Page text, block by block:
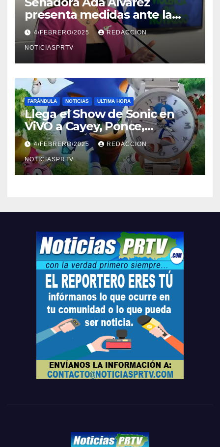
presenta medidas ante la
violencia en el noviazgo
4/FEBRERO/2025 REDACCION
NOTICIASPRTV
FARÁNDULA NOTICIAS ULTIMA HORA
Llega el Show de Sonic en
ViVO a Cayey, Ponce,
Barceloneta y Humacao,
Relojes gratis para el que
compre ahora….
4/FEBRERO/2025 REDACCION
NOTICIASPRTV